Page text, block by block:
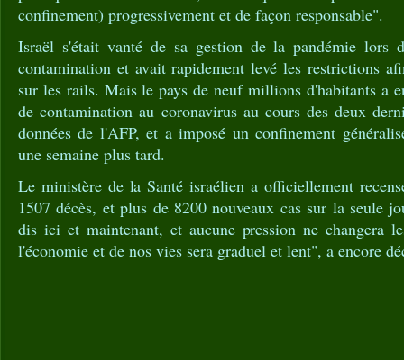
confinement) progressivement et de façon responsable".
Israël s'était vanté de sa gestion de la pandémie lors
contamination et avait rapidement levé les restrictions
sur les rails. Mais le pays de neuf millions d'habitants a
de contamination au coronavirus au cours des deux
données de l'AFP, et a imposé un confinement
une semaine plus tard.
Le ministère de la Santé israélien a officiellement
1507 décès, et plus de 8200 nouveaux cas sur la seule
dis ici et maintenant, et aucune pression ne changera
l'économie et de nos vies sera graduel et lent", a encore